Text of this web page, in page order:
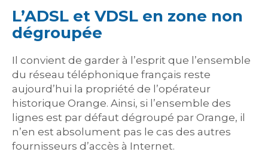
L’ADSL et VDSL en zone non
dégroupée
Il convient de garder à l’esprit que l’ensemble
du réseau téléphonique français reste
aujourd’hui la propriété de l’opérateur
historique Orange. Ainsi, si l’ensemble des
lignes est par défaut dégroupé par Orange, il
n’en est absolument pas le cas des autres
fournisseurs d’accès à Internet.